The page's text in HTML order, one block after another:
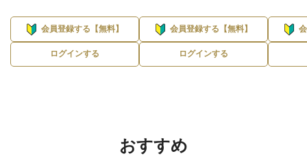
会員登録する【無料】
ログインする
会員登録する【無料】
ログインする
おすすめ